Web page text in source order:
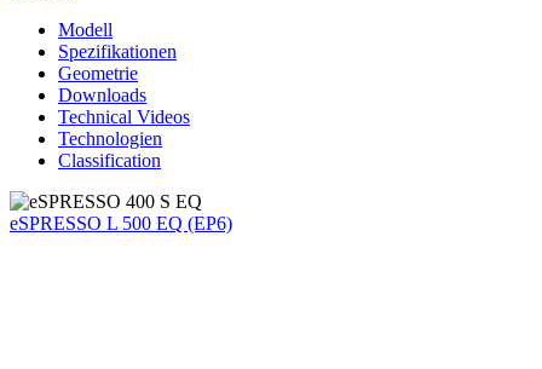
Modell
Spezifikationen
Geometrie
Downloads
Technical Videos
Technologien
Classification
eSPRESSO L 500 EQ (EP6)